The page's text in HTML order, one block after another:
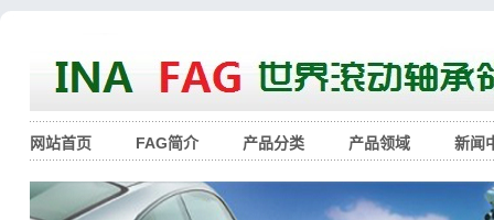
网站首页 FAG简介 产品分类 产品领域 新闻